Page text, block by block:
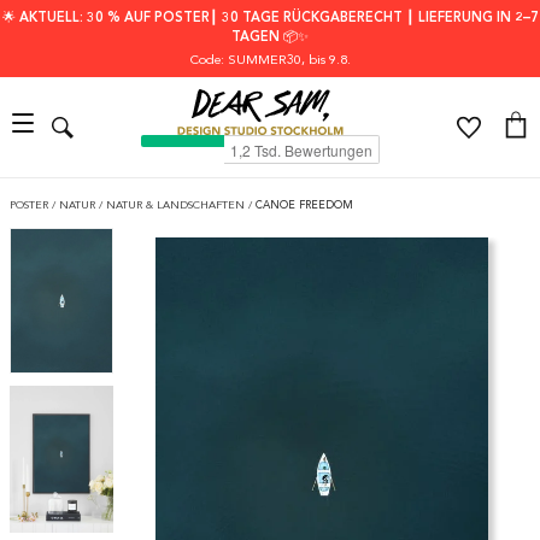
🌟 AKTUELL: 30 % AUF POSTER┃ 30 TAGE RÜCKGABERECHT ┃ LIEFERUNG IN 2–7
TAGEN 📦✨
Code: SUMMER30, bis 9.8.
POSTER / NATUR / NATUR & LANDSCHAFTEN / CANOE FREEDOM